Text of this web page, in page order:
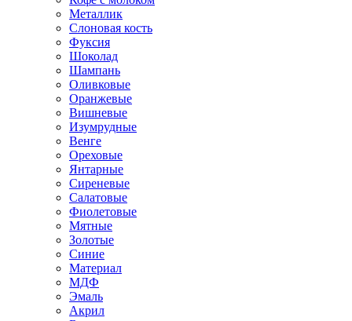
Металлик
Слоновая кость
Фуксия
Шоколад
Шампань
Оливковые
Оранжевые
Вишневые
Изумрудные
Венге
Ореховые
Янтарные
Сиреневые
Салатовые
Фиолетовые
Мятные
Золотые
Синие
Материал
МДФ
Эмаль
Акрил